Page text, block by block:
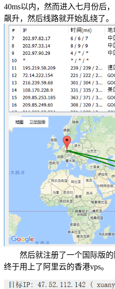
40ms以内，然而进入七月份后
飙升，然后线路就开始乱绕了。
然后就注册了一个国际版的
终于用上了阿里云的香港vps。